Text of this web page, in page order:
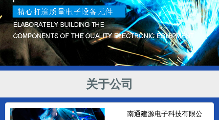
关于公司
南通建源电子科技有限公